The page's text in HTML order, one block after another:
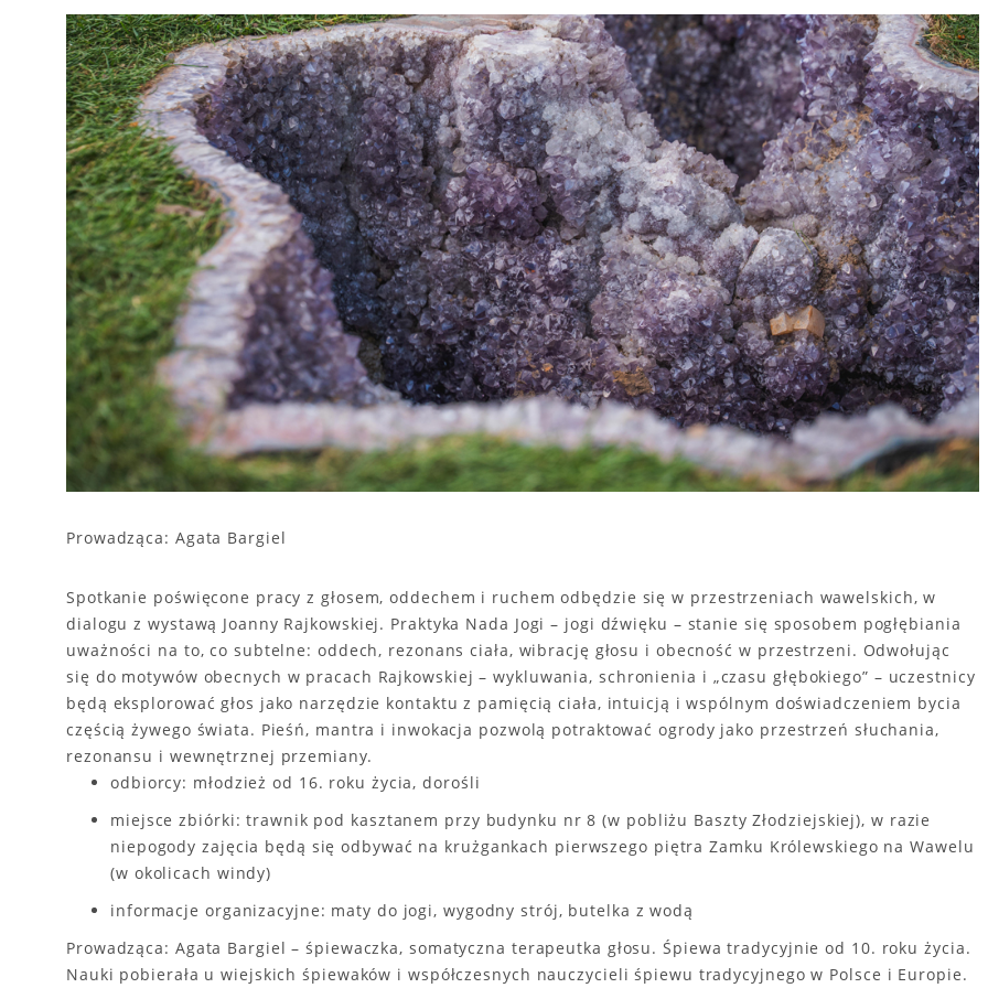
Prowadząca: Agata Bargiel
Spotkanie poświęcone pracy z głosem, oddechem i ruchem odbędzie się w przestrzeniach wawelskich, w
dialogu z wystawą Joanny Rajkowskiej. Praktyka Nada Jogi – jogi dźwięku – stanie się sposobem pogłębiania
uważności na to, co subtelne: oddech, rezonans ciała, wibrację głosu i obecność w przestrzeni. Odwołując
się do motywów obecnych w pracach Rajkowskiej – wykluwania, schronienia i „czasu głębokiego” – uczestnicy
będą eksplorować głos jako narzędzie kontaktu z pamięcią ciała, intuicją i wspólnym doświadczeniem bycia
częścią żywego świata. Pieśń, mantra i inwokacja pozwolą potraktować ogrody jako przestrzeń słuchania,
rezonansu i wewnętrznej przemiany.
odbiorcy: młodzież od 16. roku życia, dorośli
miejsce zbiórki: trawnik pod kasztanem przy budynku nr 8 (w pobliżu Baszty Złodziejskiej), w razie
niepogody zajęcia będą się odbywać na krużgankach pierwszego piętra Zamku Królewskiego na Wawelu
(w okolicach windy)
informacje organizacyjne: maty do jogi, wygodny strój, butelka z wodą
Prowadząca: Agata Bargiel – śpiewaczka, somatyczna terapeutka głosu. Śpiewa tradycyjnie od 10. roku życia.
Nauki pobierała u wiejskich śpiewaków i współczesnych nauczycieli śpiewu tradycyjnego w Polsce i Europie.